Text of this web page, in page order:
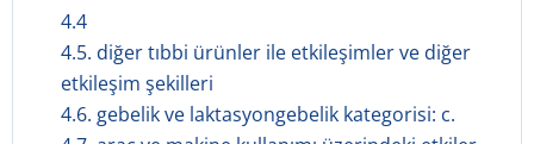
4.4
4.5. diğer tıbbi ürünler ile etkileşimler ve diğer
etkileşim şekilleri
4.6. gebelik ve laktasyongebelik kategorisi: c.